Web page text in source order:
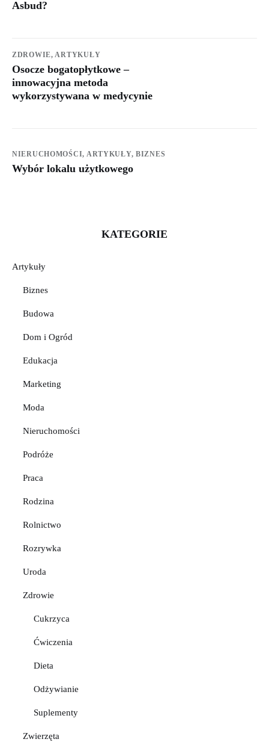
Asbud?
ZDROWIE,ARTYKUŁY
Osocze bogatopłytkowe –
innowacyjna metoda
wykorzystywana w medycynie
NIERUCHOMOŚCI, ARTYKUŁY,BIZNES
Wybór lokalu użytkowego
KATEGORIE
Artykuły
Biznes
Budowa
Dom i Ogród
Edukacja
Marketing
Moda
Nieruchomości
Podróże
Praca
Rodzina
Rolnictwo
Rozrywka
Uroda
Zdrowie
Cukrzyca
Ćwiczenia
Dieta
Odżywianie
Suplementy
Zwierzęta